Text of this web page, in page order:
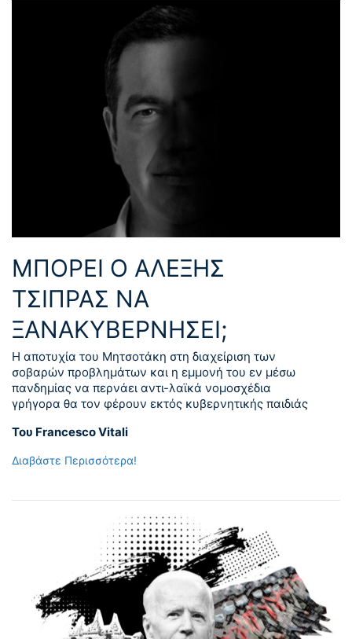
ΜΠΟΡΕΙ Ο ΑΛΕΞΗΣ
ΤΣΙΠΡΑΣ ΝΑ
ΞΑΝΑΚΥΒΕΡΝΗΣΕΙ;
Η αποτυχία του Μητσοτάκη στη διαχείριση των
σοβαρών προβλημάτων και η εμμονή του εν μέσω
πανδημίας να περνάει αντι-λαϊκά νομοσχέδια
γρήγορα θα τον φέρουν εκτός κυβερνητικής παιδιάς
Του Francesco Vitali
Διαβάστε Περισσότερα!